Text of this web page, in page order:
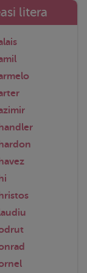
litera